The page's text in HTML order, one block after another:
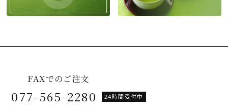
FAXでのご注文
077-565-2280 24時間受付中